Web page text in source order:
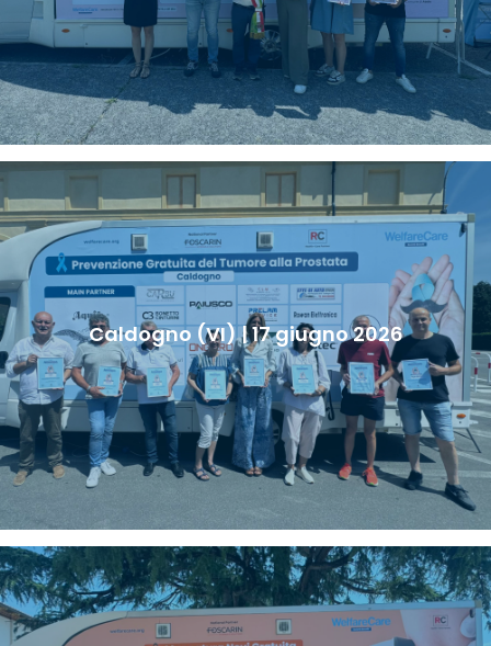
Caldogno (VI) | 17 giugno 2026